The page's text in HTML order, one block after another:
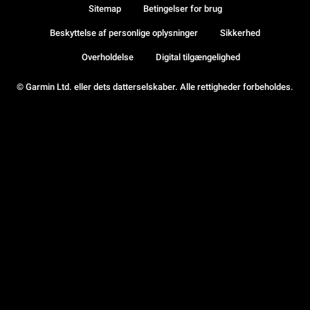
© Garmin Ltd. eller dets datterselskaber. Alle rettigheder forbeholdes.
Sitemap Betingelser for brug
Beskyttelse af personlige oplysninger Sikkerhed
Overholdelse Digital tilgængelighed